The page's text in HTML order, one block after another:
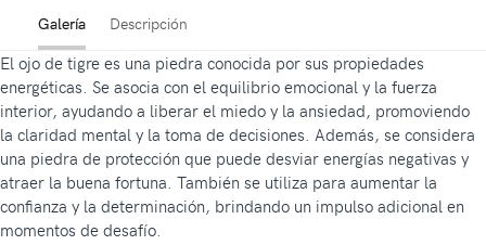
Galería Descripción
El ojo de tigre es una piedra conocida por sus propiedades
energéticas. Se asocia con el equilibrio emocional y la fuerza
interior, ayudando a liberar el miedo y la ansiedad, promoviendo
la claridad mental y la toma de decisiones. Además, se considera
una piedra de protección que puede desviar energías negativas y
atraer la buena fortuna. También se utiliza para aumentar la
confianza y la determinación, brindando un impulso adicional en
momentos de desafío.